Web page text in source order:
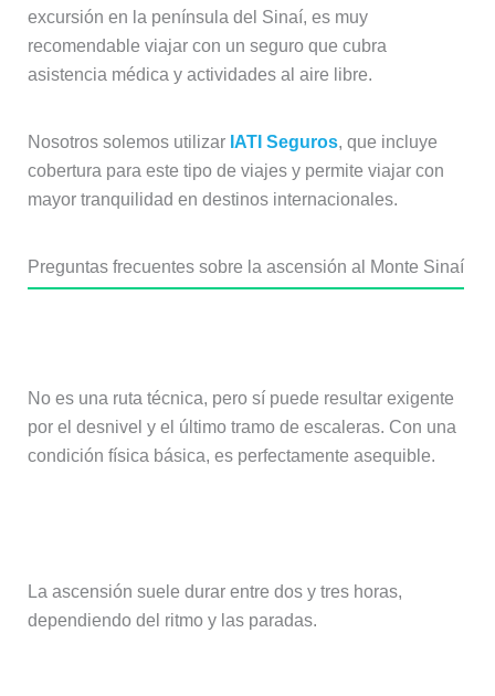
excursión en la península del Sinaí, es muy
recomendable viajar con un seguro que cubra
asistencia médica y actividades al aire libre.
Nosotros solemos utilizar IATI Seguros, que incluye
cobertura para este tipo de viajes y permite viajar con
mayor tranquilidad en destinos internacionales.
Preguntas frecuentes sobre la ascensión al Monte Sinaí
No es una ruta técnica, pero sí puede resultar exigente
por el desnivel y el último tramo de escaleras. Con una
condición física básica, es perfectamente asequible.
La ascensión suele durar entre dos y tres horas,
dependiendo del ritmo y las paradas.